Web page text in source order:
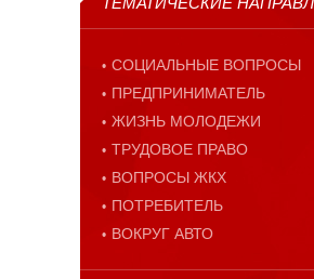
СОЦИАЛЬНЫЕ ВОПРОСЫ
ПРЕДПРИНИМАТЕЛЬ
ЖИЗНЬ МОЛОДЕЖИ
ТРУДОВОЕ ПРАВО
ВОПРОСЫ ЖКХ
ПОТРЕБИТЕЛЬ
ВОКРУГ АВТО